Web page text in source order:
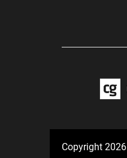
Copyright 2026